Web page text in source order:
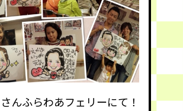
さんふらわあフェリーにて！